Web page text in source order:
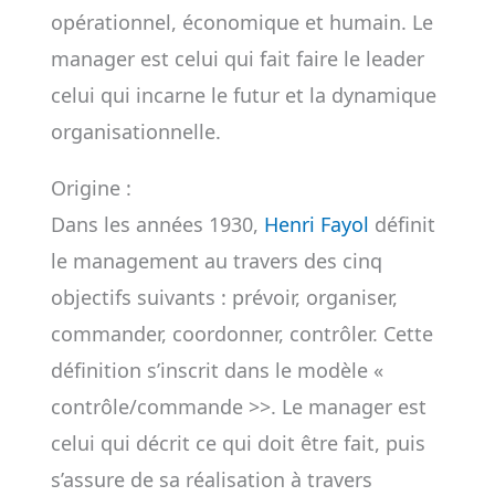
opérationnel, économique et humain. Le
manager est celui qui fait faire le leader
celui qui incarne le futur et la dynamique
organisationnelle.
Origine :
Dans les années 1930, Henri Fayol définit
le management au travers des cinq
objectifs suivants : prévoir, organiser,
commander, coordonner, contrôler. Cette
définition s’inscrit dans le modèle «
contrôle/commande >>. Le manager est
celui qui décrit ce qui doit être fait, puis
s’assure de sa réalisation à travers